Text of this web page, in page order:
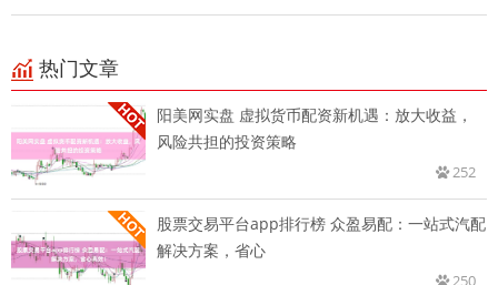
热门文章
阳美网实盘 虚拟货币配资新机遇：放大收益，
风险共担的投资策略
252
股票交易平台app排行榜 众盈易配：一站式汽配
解决方案，省心
250